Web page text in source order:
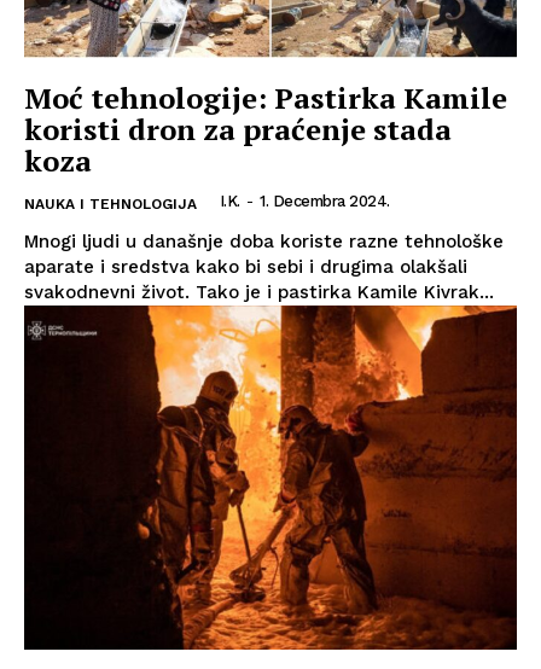
Moć tehnologije: Pastirka Kamile
koristi dron za praćenje stada
koza
NAUKA I TEHNOLOGIJA I.K. - 1. Decembra 2024.
Mnogi ljudi u današnje doba koriste razne tehnološke
aparate i sredstva kako bi sebi i drugima olakšali
svakodnevni život. Tako je i pastirka Kamile Kivrak...